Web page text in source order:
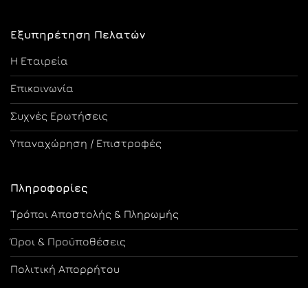
Εξυπηρέτηση Πελατών
Η Εταιρεία
Επικοινωνία
Συχνές Ερωτήσεις
Υπαναχώρηση / Επιστροφές
Πληροφορίες
Τρόποι Αποστολής & Πληρωμής
Όροι & Προϋποθέσεις
Πολιτική Απορρήτου